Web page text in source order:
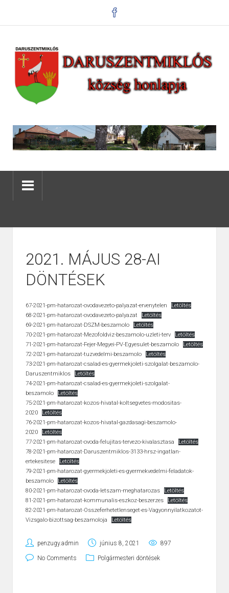
2021. MÁJUS 28-AI
DÖNTÉSEK
67-2021-pm-hatarozat-ovodavezeto-palyazat-ervenytelen
Letöltés
68-2021-pm-hatarozat-ovodavezeto-palyazat
Letöltés
69-2021-pm-hatarozat-DSZM-beszamolo
Letöltés
70-2021-pm-hatarozat-Mezofoldviz-beszamolo-uzleti-terv
Letöltés
71-2021-pm-hatarozat-Fejer-Megyei-PV-Egyesulet-beszamolo
Letöltés
72-2021-pm-hatarozat-tuzvedelmi-beszamolo
Letöltés
73-2021-pm-hatarozat-csalad-es-gyermekjoleti-szolgalat-beszamolo-
Daruszentmiklos
Letöltés
74-2021-pm-hatarozat-csalad-es-gyermekjoleti-szolgalat-
beszamolo
Letöltés
75-2021-pm-hatarozat-kozos-hivatal-koltsegvetes-modositas-
2020
Letöltés
76-2021-pm-hatarozat-kozos-hivatal-gazdasagi-beszamolo-
2020
Letöltés
77-2021-pm-hatarozat-ovoda-felujitas-tervezo-kivalasztasa
Letöltés
78-2021-pm-hatarozat-Daruszentmiklos-3133-hrsz-ingatlan-
ertekesitese
Letöltés
79-2021-pm-hatarozat-gyermekjoleti-es-gyermekvedelmi-feladatok-
beszamolo
Letöltés
80-2021-pm-hatarozat-ovoda-letszam-meghatarozas
Letöltés
81-2021-pm-hatarozat-kommunalis-eszkoz-beszerzes
Letöltés
82-2021-pm-hatarozat-Osszeferhetetlenseget-es-Vagyonnyilatkozatot-
Vizsgalo-bizottsag-beszamoloja
Letöltés
penzugy.admin június 8, 2021 897
No Comments Polgármesteri döntések